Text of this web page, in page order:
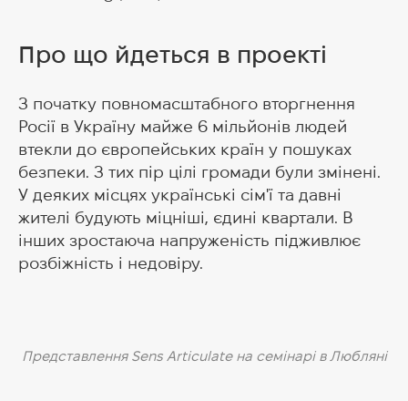
Про що йдеться в проекті
З початку повномасштабного вторгнення
Росії в Україну майже 6 мільйонів людей
втекли до європейських країн у пошуках
безпеки. З тих пір цілі громади були змінені.
У деяких місцях українські сім'ї та давні
жителі будують міцніші, єдині квартали. В
інших зростаюча напруженість підживлює
розбіжність і недовіру.
Представлення Sens Articulate на семінарі в Любляні